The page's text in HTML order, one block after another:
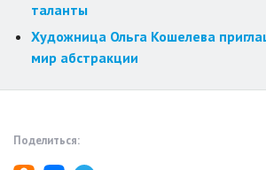
таланты
Художница Ольга Кошелева
мир абстракции
Поделиться: